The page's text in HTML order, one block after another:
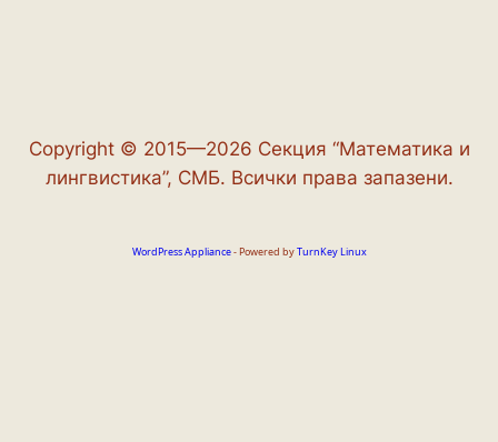
Copyright © 2015—2026 Секция “Математика и
лингвистика”, СМБ. Всички права запазени.
WordPress Appliance- Powered byTurnKey Linux